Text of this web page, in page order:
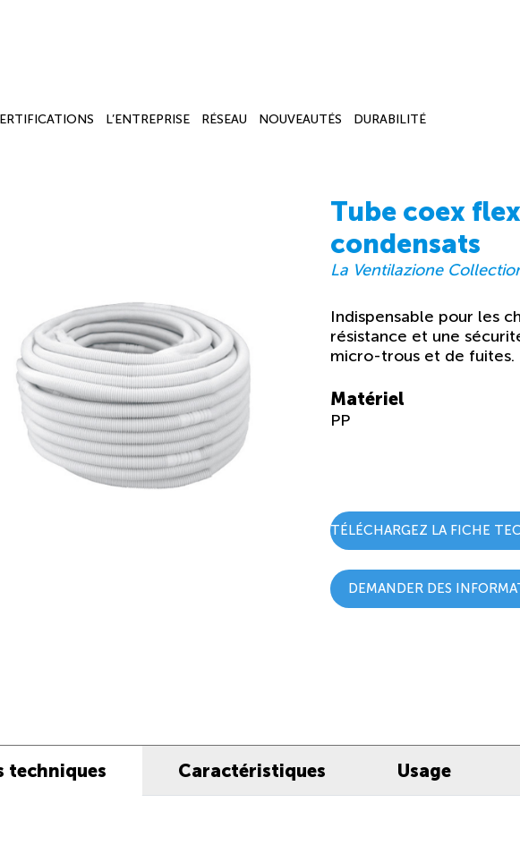
L’ENTREPRISE RÉSEAU NOUVEAUTÉS DURABILITÉ
Tube coex
condensats
La Ventilazione
Indispensable pour les
résistance et une
micro-trous et de fuites.
Matériel
PP
TÉLÉCHARGEZ LA FICHE
DEMANDER DES
techniques Caractéristiques Usage